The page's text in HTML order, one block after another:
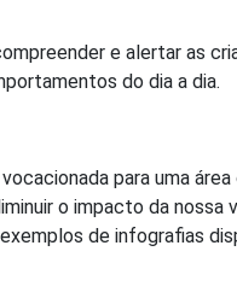
e alertar as
do dia a dia.
para uma
o impacto da nossa
de infografias